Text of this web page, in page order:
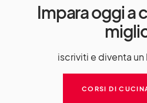
Impara oggi a
iscriviti e diventa un
CORSI DI